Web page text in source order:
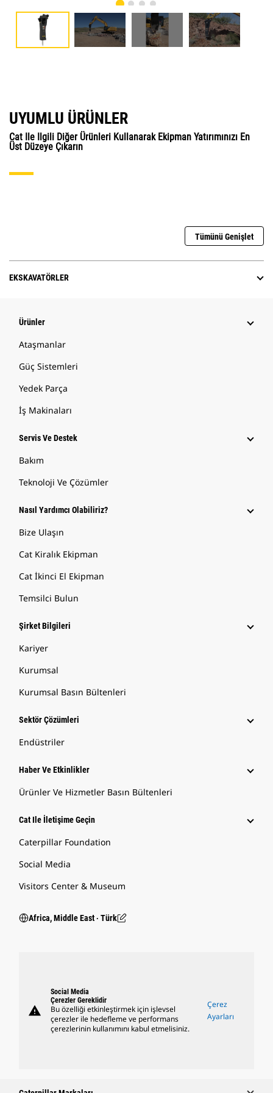
UYUMLU ÜRÜNLER
Cat Ile Ilgili Diğer Ürünleri Kullanarak Ekipman Yatırımınızı En
Üst Düzeye Çıkarın
Tümünü Genişlet
EKSKAVATÖRLER
Ürünler
Ataşmanlar
Güç Sistemleri
Yedek Parça
İş Makinaları
Servis Ve Destek
Bakım
Teknoloji Ve Çözümler
Nasıl Yardımcı Olabiliriz?
Bize Ulaşın
Cat Kiralık Ekipman
Cat İkinci El Ekipman
Temsilci Bulun
Şirket Bilgileri
Kariyer
Kurumsal
Kurumsal Basın Bültenleri
Sektör Çözümleri
Endüstriler
Haber Ve Etkinlikler
Ürünler Ve Hizmetler Basın Bültenleri
Cat Ile İletişime Geçin
Caterpillar Foundation
Social Media
Visitors Center & Museum
Africa, Middle East ‧ Türk
warning
Social Media
Çerezler Gereklidir
Bu özelliği etkinleştirmek için işlevsel
çerezler ile hedefleme ve performans
çerezlerinin kullanımını kabul etmelisiniz.
Çerez
Ayarları